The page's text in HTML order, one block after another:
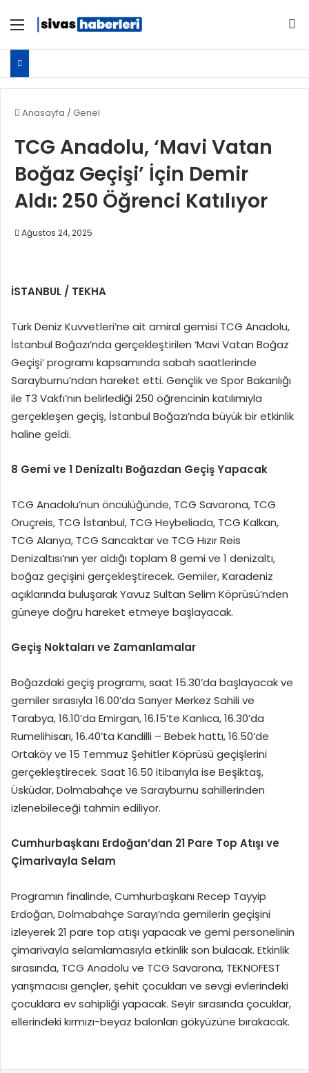
Menü
Anasayfa / Genel
TCG Anadolu, ‘Mavi Vatan
Boğaz Geçişi’ İçin Demir
Aldı: 250 Öğrenci Katılıyor
Ağustos 24, 2025
İSTANBUL / TEKHA
Türk Deniz Kuvvetleri’ne ait amiral gemisi TCG Anadolu,
İstanbul Boğazı’nda gerçekleştirilen ‘Mavi Vatan Boğaz
Geçişi’ programı kapsamında sabah saatlerinde
Sarayburnu’ndan hareket etti. Gençlik ve Spor Bakanlığı
ile T3 Vakfı’nın belirlediği 250 öğrencinin katılımıyla
gerçekleşen geçiş, İstanbul Boğazı’nda büyük bir etkinlik
haline geldi.
8 Gemi ve 1 Denizaltı Boğazdan Geçiş Yapacak
TCG Anadolu’nun öncülüğünde, TCG Savarona, TCG
Oruçreis, TCG İstanbul, TCG Heybeliada, TCG Kalkan,
TCG Alanya, TCG Sancaktar ve TCG Hızır Reis
Denizaltısı’nın yer aldığı toplam 8 gemi ve 1 denizaltı,
boğaz geçişini gerçekleştirecek. Gemiler, Karadeniz
açıklarında buluşarak Yavuz Sultan Selim Köprüsü’nden
güneye doğru hareket etmeye başlayacak.
Geçiş Noktaları ve Zamanlamalar
Boğazdaki geçiş programı, saat 15.30’da başlayacak ve
gemiler sırasıyla 16.00’da Sarıyer Merkez Sahili ve
Tarabya, 16.10’da Emirgan, 16.15’te Kanlıca, 16.30’da
Rumelihisarı, 16.40’ta Kandilli – Bebek hattı, 16.50’de
Ortaköy ve 15 Temmuz Şehitler Köprüsü geçişlerini
gerçekleştirecek. Saat 16.50 itibarıyla ise Beşiktaş,
Üsküdar, Dolmabahçe ve Sarayburnu sahillerinden
izlenebileceği tahmin ediliyor.
Cumhurbaşkanı Erdoğan’dan 21 Pare Top Atışı ve
Çimarivayla Selam
Programın finalinde, Cumhurbaşkanı Recep Tayyip
Erdoğan, Dolmabahçe Sarayı’nda gemilerin geçişini
izleyerek 21 pare top atışı yapacak ve gemi personelinin
çimarivayla selamlamasıyla etkinlik son bulacak. Etkinlik
sırasında, TCG Anadolu ve TCG Savarona, TEKNOFEST
yarışmacısı gençler, şehit çocukları ve sevgi evlerindeki
çocuklara ev sahipliği yapacak. Seyir sırasında çocuklar,
ellerindeki kırmızı-beyaz balonları gökyüzüne bırakacak.